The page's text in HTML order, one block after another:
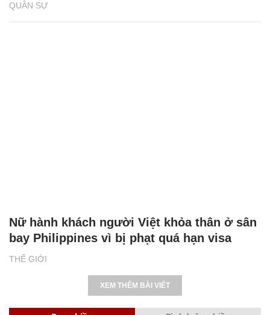
QUÂN SỰ
THẾ GIỚI
Nữ hành khách người Việt khỏa thân ở sân
bay Philippines vì bị phạt quá hạn visa
XEM THÊM BÀI VIẾT